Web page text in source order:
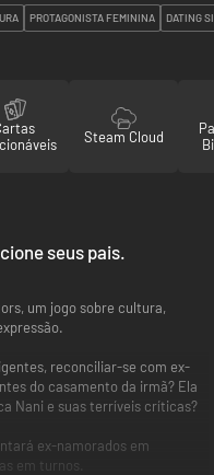
PROTAGONISTA FEMININA DATING
Steam Cloud
seus pais.
um jogo sobre cultura,
reconciliar-se com ex-
do casamento da irmã? Ela
Nani e suas terríveis críticas?
ex-namorados em
em turnos.